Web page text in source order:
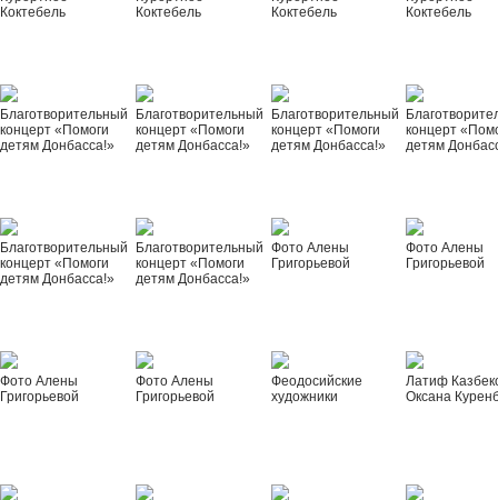
Коктебель
Коктебель
Коктебель
Коктебель
Благотворительный
концерт «Помоги
детям Донбасса!»
Благотворительный
концерт «Помоги
детям Донбасса!»
Благотворительный
концерт «Помоги
детям Донбасса!»
концерт
детям
Благотворительный
концерт «Помоги
детям Донбасса!»
Благотворительный
концерт «Помоги
детям Донбасса!»
Фото Алены
Григорьевой
Фото Алены
Григорьевой
Фото Алены
Григорьевой
Фото Алены
Григорьевой
Феодосийские
художники
Латиф
Оксана